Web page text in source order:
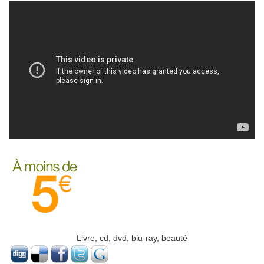
Livre, cd, dvd, blu-ray, beauté